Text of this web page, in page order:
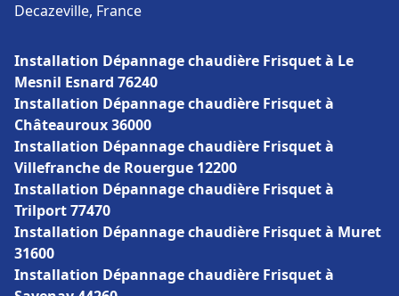
Decazeville, France
Installation Dépannage chaudière Frisquet à Le
Mesnil Esnard 76240
Installation Dépannage chaudière Frisquet à
Châteauroux 36000
Installation Dépannage chaudière Frisquet à
Villefranche de Rouergue 12200
Installation Dépannage chaudière Frisquet à
Trilport 77470
Installation Dépannage chaudière Frisquet à Muret
31600
Installation Dépannage chaudière Frisquet à